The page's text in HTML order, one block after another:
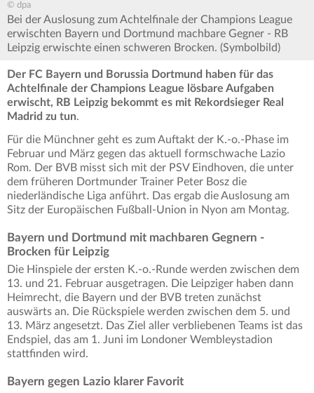
© dpa
Bei der Auslosung zum Achtelfinale der Champions League
erwischten Bayern und Dortmund machbare Gegner - RB
Leipzig erwischte einen schweren Brocken. (Symbolbild)
Der FC Bayern und Borussia Dortmund haben für das
Achtelfinale der Champions League lösbare Aufgaben
erwischt, RB Leipzig bekommt es mit Rekordsieger Real
Madrid zu tun.
Für die Münchner geht es zum Auftakt der K.-o.-Phase im
Februar und März gegen das aktuell formschwache Lazio
Rom. Der BVB misst sich mit der PSV Eindhoven, die unter
dem früheren Dortmunder Trainer Peter Bosz die
niederländische Liga anführt. Das ergab die Auslosung am
Sitz der Europäischen Fußball-Union in Nyon am Montag.
Bayern und Dortmund mit machbaren Gegnern -
Brocken für Leipzig
Die Hinspiele der ersten K.-o.-Runde werden zwischen dem
13. und 21. Februar ausgetragen. Die Leipziger haben dann
Heimrecht, die Bayern und der BVB treten zunächst
auswärts an. Die Rückspiele werden zwischen dem 5. und
13. März angesetzt. Das Ziel aller verbliebenen Teams ist das
Endspiel, das am 1. Juni im Londoner Wembleystadion
stattfinden wird.
Bayern gegen Lazio klarer Favorit